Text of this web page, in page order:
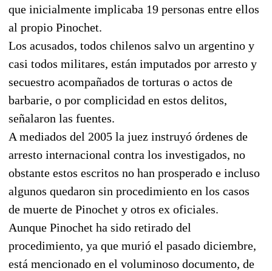
que inicialmente implicaba 19 personas entre ellos
al propio Pinochet.
Los acusados, todos chilenos salvo un argentino y
casi todos militares, están imputados por arresto y
secuestro acompañados de torturas o actos de
barbarie, o por complicidad en estos delitos,
señalaron las fuentes.
A mediados del 2005 la juez instruyó órdenes de
arresto internacional contra los investigados, no
obstante estos escritos no han prosperado e incluso
algunos quedaron sin procedimiento en los casos
de muerte de Pinochet y otros ex oficiales.
Aunque Pinochet ha sido retirado del
procedimiento, ya que murió el pasado diciembre,
está mencionado en el voluminoso documento, de